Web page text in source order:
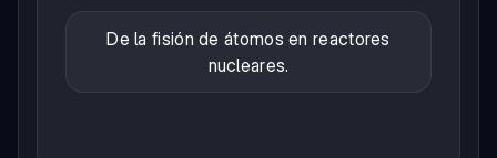
De la fisión de átomos en reactores
nucleares.